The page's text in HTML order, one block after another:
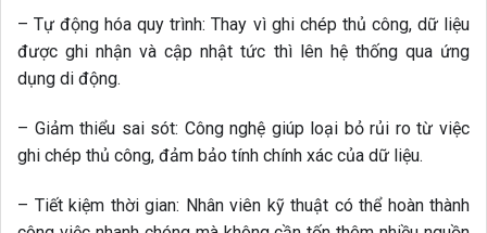
– Tự động hóa quy trình: Thay vì ghi chép thủ công, dữ liệu
được ghi nhận và cập nhật tức thì lên hệ thống qua ứng
dụng di động.
– Giảm thiểu sai sót: Công nghệ giúp loại bỏ rủi ro từ việc
ghi chép thủ công, đảm bảo tính chính xác của dữ liệu.
– Tiết kiệm thời gian: Nhân viên kỹ thuật có thể hoàn thành